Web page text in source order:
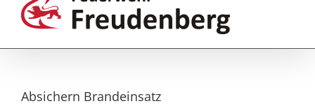
Absichern Brandeinsatz